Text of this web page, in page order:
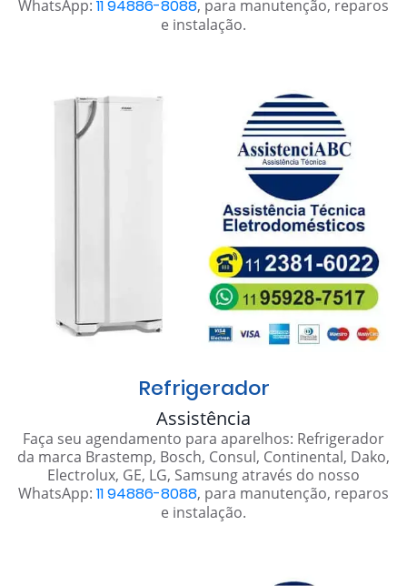
WhatsApp: 11 94886-8088, para manutenção, reparos
e instalação.
Refrigerador
Assistência
Faça seu agendamento para aparelhos: Refrigerador
da marca Brastemp, Bosch, Consul, Continental, Dako,
Electrolux, GE, LG, Samsung através do nosso
WhatsApp: 11 94886-8088, para manutenção, reparos
e instalação.